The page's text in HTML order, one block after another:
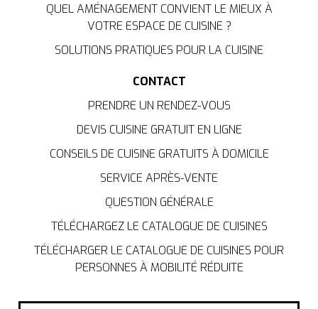
QUEL AMÉNAGEMENT CONVIENT LE MIEUX À
VOTRE ESPACE DE CUISINE ?
SOLUTIONS PRATIQUES POUR LA CUISINE
CONTACT
PRENDRE UN RENDEZ-VOUS
DEVIS CUISINE GRATUIT EN LIGNE
CONSEILS DE CUISINE GRATUITS À DOMICILE
SERVICE APRÈS-VENTE
QUESTION GÉNÉRALE
TÉLÉCHARGEZ LE CATALOGUE DE CUISINES
TÉLÉCHARGER LE CATALOGUE DE CUISINES POUR
PERSONNES À MOBILITÉ RÉDUITE